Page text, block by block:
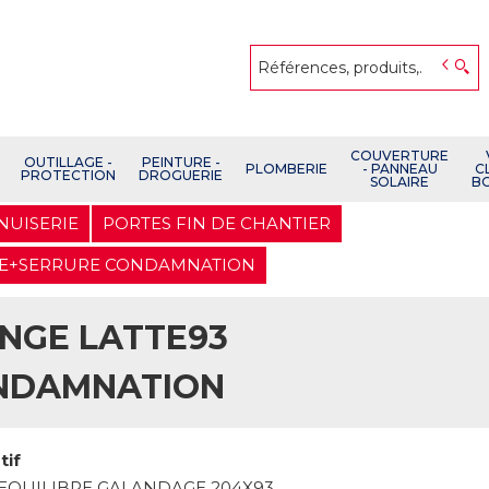
OUTILLAGE -
PROTECTION
PEINTURE -
DROGUERIE
PLOMBERIE
COUVERTURE
- PANNEAU
SOLAIRE
PORTES FIN DE CHANTIER
CONDAMNATION
LATTE93